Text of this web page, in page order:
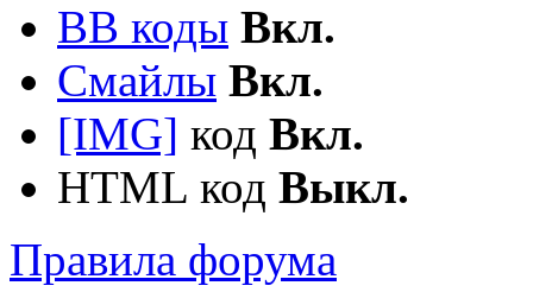
BB коды Вкл.
Смайлы Вкл.
[IMG] код Вкл.
HTML код Выкл.
Правила форума